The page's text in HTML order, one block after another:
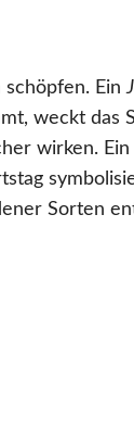
schöpfen. Ein
weckt das
wirken.
Sorten